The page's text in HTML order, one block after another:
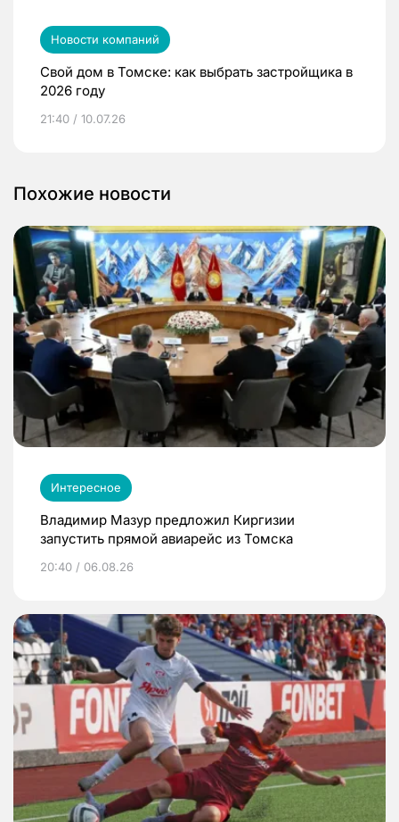
Новости компаний
Свой дом в Томске: как выбрать застройщика в
2026 году
21:40 / 10.07.26
Похожие новости
Интересное
Владимир Мазур предложил Киргизии
запустить прямой авиарейс из Томска
20:40 / 06.08.26